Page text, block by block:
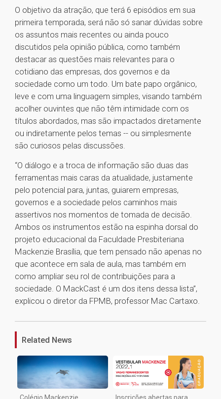
O objetivo da atração, que terá 6 episódios em sua
primeira temporada, será não só sanar dúvidas sobre
os assuntos mais recentes ou ainda pouco
discutidos pela opinião pública, como também
destacar as questões mais relevantes para o
cotidiano das empresas, dos governos e da
sociedade como um todo. Um bate papo orgânico,
leve e com uma linguagem simples, visando também
acolher ouvintes que não têm intimidade com os
títulos abordados, mas são impactados diretamente
ou indiretamente pelos temas -- ou simplesmente
são curiosos pelas discussões.
“O diálogo e a troca de informação são duas das
ferramentas mais caras da atualidade, justamente
pelo potencial para, juntas, guiarem empresas,
governos e a sociedade pelos caminhos mais
assertivos nos momentos de tomada de decisão.
Ambos os instrumentos estão na espinha dorsal do
projeto educacional da Faculdade Presbiteriana
Mackenzie Brasília, que tem pensado não apenas no
que acontece em sala de aula, mas também em
como ampliar seu rol de contribuições para a
sociedade. O MackCast é um dos itens dessa lista”,
explicou o diretor da FPMB, professor Mac Cartaxo.
1
Related News